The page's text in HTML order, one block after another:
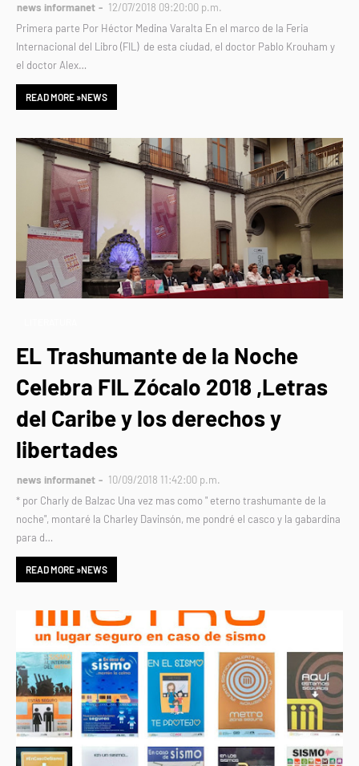
news informanet
12/07/2018 09:20:00 p.m.
Primera parte Por Héctor Medina Varalta En el marco de la Feria
Internacional del Libro (FIL) de esta ciudad, el doctor Pablo Krouham y
el doctor Alex…
READ MORE »NEWS
EL Trashumante de la Noche
Celebra FIL Zócalo 2018 ,Letras
del Caribe y los derechos y
libertades
news informanet
10/09/2018 11:42:00 p.m.
* por Charly de Balzac Una vez mas como " eterno trashumante de la
noche", montaré la Charley Davinsón, me pondré el casco y la gabardina
para d…
READ MORE »NEWS